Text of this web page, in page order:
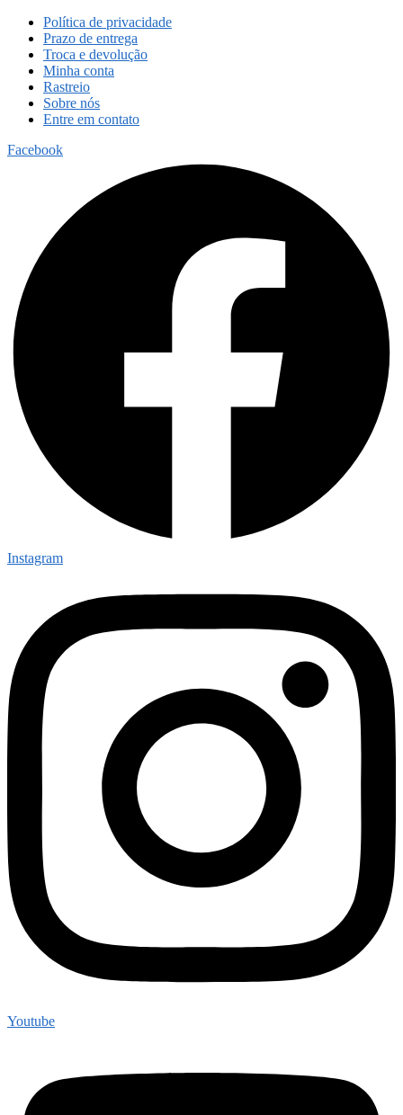
Política de privacidade
Prazo de entrega
Troca e devolução
Minha conta
Rastreio
Sobre nós
Entre em contato
Facebook
Instagram
Youtube